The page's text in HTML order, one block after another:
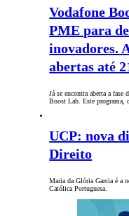
Vodafone
PME para
inovadores.
abertas até
Já se encontra aberta a
Boost Lab. Este
UCP: nova
Direito
Maria da Glória Garcia é a
Católica Portuguesa.